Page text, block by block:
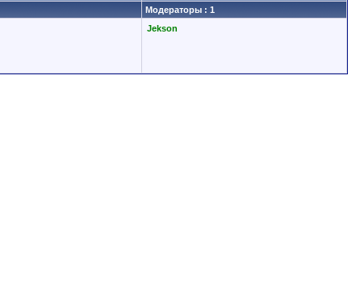
Модераторы : 1
Jekson